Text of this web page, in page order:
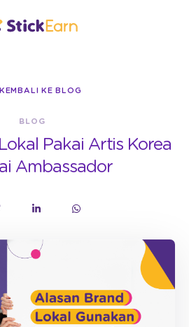
KEMBALI KE BLOG
BLOG
Pakai Artis Korea
Ambassador